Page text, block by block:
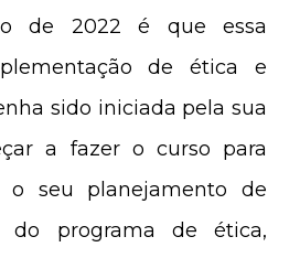
de 2022 é que essa
de ética e
sido iniciada pela sua
a fazer o curso para
o seu planejamento de
do programa de ética,